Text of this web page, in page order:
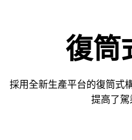
復筒
採用全新生產平台的復筒式
提高了駕